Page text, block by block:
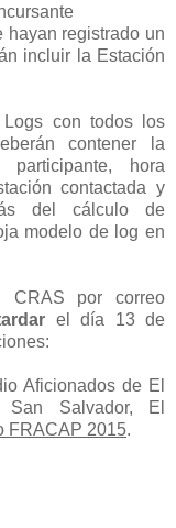
hayan registrado un
incluir la Estación
Logs con todos los
contener la
participante, hora
contactada y
del cálculo de
modelo de log en
CRAS por correo
el día 13 de
Aficionados de El
San Salvador, El
FRACAP 2015.